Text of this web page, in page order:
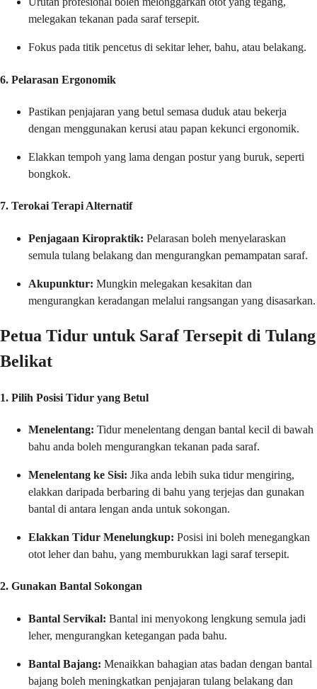
melegakan tekanan pada saraf tersepit.
Fokus pada titik pencetus di sekitar leher, bahu, atau belakang.
6. Pelarasan Ergonomik
Pastikan penjajaran yang betul semasa duduk atau bekerja
dengan menggunakan kerusi atau papan kekunci ergonomik.
Elakkan tempoh yang lama dengan postur yang buruk, seperti
bongkok.
7. Terokai Terapi Alternatif
Penjagaan Kiropraktik: Pelarasan boleh menyelaraskan
semula tulang belakang dan mengurangkan pemampatan saraf.
Akupunktur: Mungkin melegakan kesakitan dan
mengurangkan keradangan melalui rangsangan yang disasarkan.
Petua Tidur untuk Saraf Tersepit di Tulang
Belikat
1. Pilih Posisi Tidur yang Betul
Menelentang: Tidur menelentang dengan bantal kecil di bawah
bahu anda boleh mengurangkan tekanan pada saraf.
Menelentang ke Sisi: Jika anda lebih suka tidur mengiring,
elakkan daripada berbaring di bahu yang terjejas dan gunakan
bantal di antara lengan anda untuk sokongan.
Elakkan Tidur Menelungkup: Posisi ini boleh menegangkan
otot leher dan bahu, yang memburukkan lagi saraf tersepit.
2. Gunakan Bantal Sokongan
Bantal Servikal: Bantal ini menyokong lengkung semula jadi
leher, mengurangkan ketegangan pada bahu.
Bantal Bajang: Menaikkan bahagian atas badan dengan bantal
bajang boleh meningkatkan penjajaran tulang belakang dan